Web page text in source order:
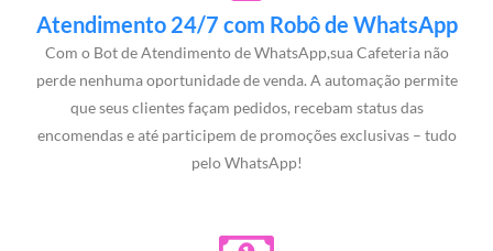
Atendimento 24/7 com Robô de WhatsApp
Com o Bot de Atendimento de WhatsApp,sua Cafeteria não
perde nenhuma oportunidade de venda. A automação permite
que seus clientes façam pedidos, recebam status das
encomendas e até participem de promoções exclusivas – tudo
pelo WhatsApp!